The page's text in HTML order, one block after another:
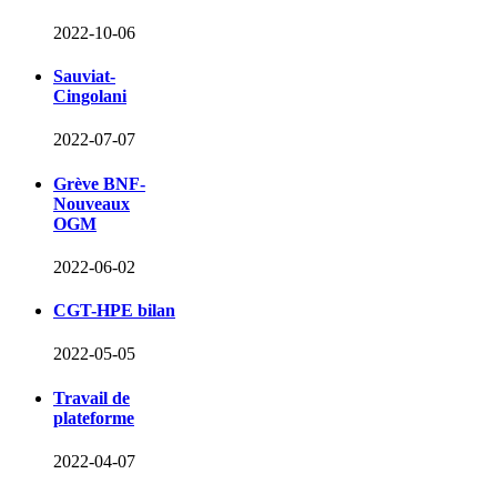
2022-10-06
Sauviat-
Cingolani
2022-07-07
Grève BNF-
Nouveaux
OGM
2022-06-02
CGT-HPE bilan
2022-05-05
Travail de
plateforme
2022-04-07